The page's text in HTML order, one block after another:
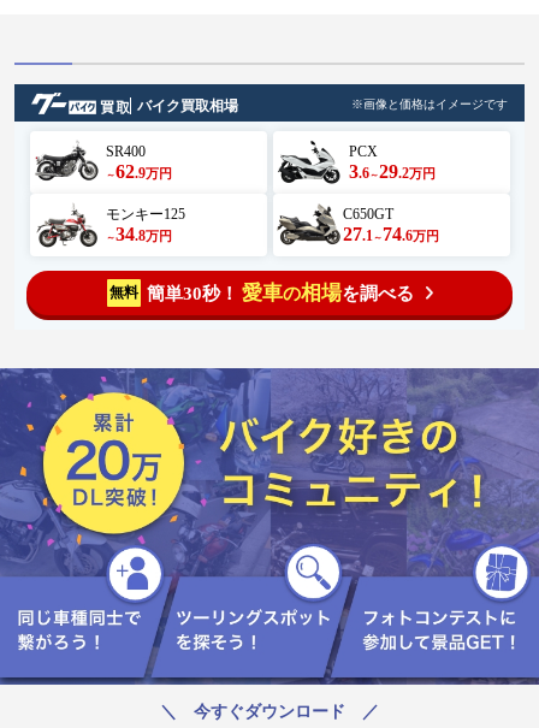
バイク買取相場 ※画像と価格はイメージです
SR400
～62.9万円
PCX
3.6～29.2万円
モンキー125
～34.8万円
C650GT
27.1 ～ 74.6万円
無料 簡単30秒！ 愛車の相場を調べる
＼ 今すぐダウンロード ／